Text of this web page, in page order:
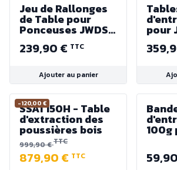
Jeu de Rallonges
de Table pour
Ponceuses JWDS-
1632 et JWDS-1836
Jet
239,90 € TTC
Ajouter au panier
pour
2550
-120,00 €
SSAT150H - Table
d'extraction des
poussières bois
999,90 €TTC
879,90 € TTC
100g
2244